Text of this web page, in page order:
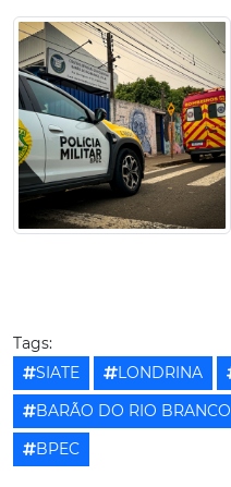
Tags:
SIATE
LONDRINA
BARÃO DO RIO BRANCO
BPEC